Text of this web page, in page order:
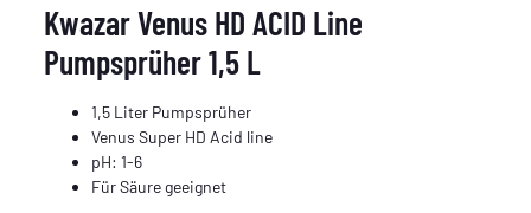
Kwazar Venus HD ACID Line
Pumpsprüher 1,5 L
1,5 Liter Pumpsprüher
Venus Super HD Acid line
pH: 1-6
Für Säure geeignet